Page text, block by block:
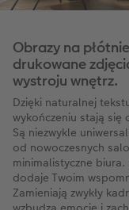
Obrazy na
drukowane
wystroju wnętrz.
Dzięki naturalnej
wykończeniu stają się
Są niezwykle
od nowoczesnych
minimalistyczne
dodaje Twoim
Zamieniają zwykły